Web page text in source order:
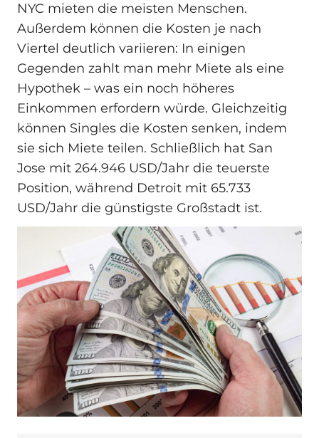
NYC mieten die meisten Menschen.
Außerdem können die Kosten je nach
Viertel deutlich variieren: In einigen
Gegenden zahlt man mehr Miete als eine
Hypothek – was ein noch höheres
Einkommen erfordern würde. Gleichzeitig
können Singles die Kosten senken, indem
sie sich Miete teilen. Schließlich hat San
Jose mit 264.946 USD/Jahr die teuerste
Position, während Detroit mit 65.733
USD/Jahr die günstigste Großstadt ist.